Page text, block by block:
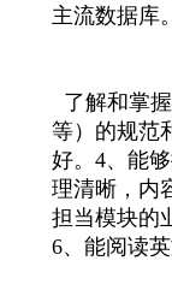
主流数据库
了解和掌
等）的规范
好。4、能
理清晰，内
担当模块的
6、能阅读